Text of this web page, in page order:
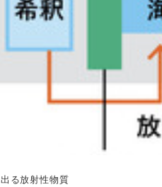
る放射性物質